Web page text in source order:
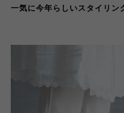
一気に今年らしいスタイリン